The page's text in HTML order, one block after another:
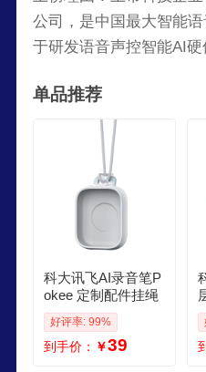
公司，是中国最大智能
于研发语音声控智能AI
单品推荐
科大讯飞AI录音笔P
okee 定制配件挂绳
好评率: 99%
到手价： ￥39